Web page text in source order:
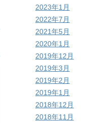
2023年1月
2022年7月
2021年5月
2020年1月
2019年12月
2019年3月
2019年2月
2019年1月
2018年12月
2018年11月